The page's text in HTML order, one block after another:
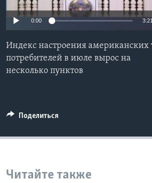
Learning English
СОЦИАЛЬНЫЕ СЕТИ
0:00 3:21
Индекс настроения американских
потребителей в июле вырос на
несколько пунктов
Поделиться
Читайте также